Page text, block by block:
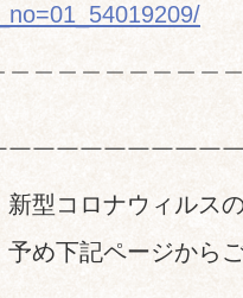
￣￣￣￣￣￣￣￣
型コロナウィルス
め下記ページから